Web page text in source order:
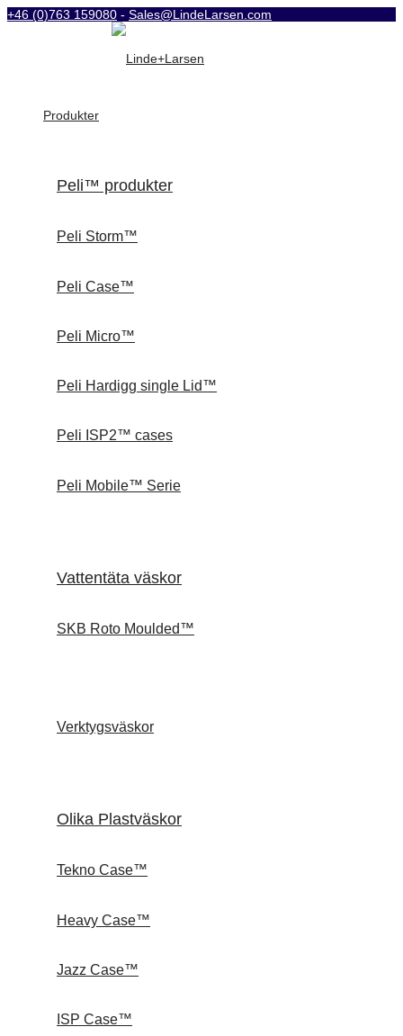
+46 (0)763 159080 - Sales@LindeLarsen.com
Produkter
Peli™ produkter
Peli Storm™
Peli Case™
Peli Micro™
Peli Hardigg single Lid™
Peli ISP2™ cases
Peli Mobile™ Serie
Vattentäta väskor
SKB Roto Moulded™
Verktygsväskor
Olika Plastväskor
Tekno Case™
Heavy Case™
Jazz Case™
ISP Case™